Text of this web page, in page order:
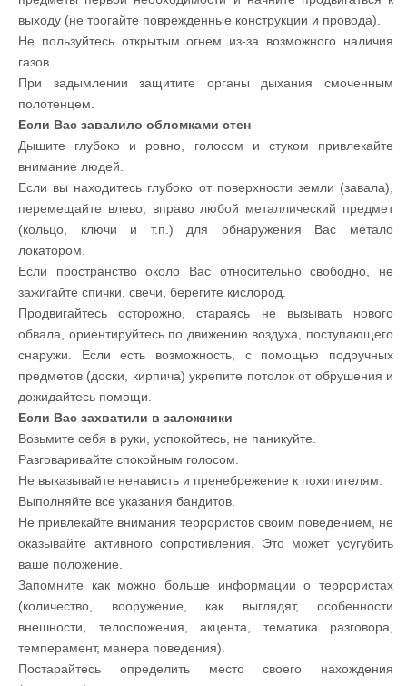
выходу (не трогайте поврежденные конструкции и провода).
Не пользуйтесь открытым огнем из-за возможного наличия
газов.
При задымлении защитите органы дыхания смоченным
полотенцем.
Если Вас завалило обломками стен
Дышите глубоко и ровно, голосом и стуком привлекайте
внимание людей.
Если вы находитесь глубоко от поверхности земли (завала),
перемещайте влево, вправо любой металлический предмет
(кольцо, ключи и т.п.) для обнаружения Вас метало
локатором.
Если пространство около Вас относительно свободно, не
зажигайте спички, свечи, берегите кислород.
Продвигайтесь осторожно, стараясь не вызывать нового
обвала, ориентируйтесь по движению воздуха, поступающего
снаружи. Если есть возможность, с помощью подручных
предметов (доски, кирпича) укрепите потолок от обрушения и
дожидайтесь помощи.
Если Вас захватили в заложники
Возьмите себя в руки, успокойтесь, не паникуйте.
Разговаривайте спокойным голосом.
Не выказывайте ненависть и пренебрежение к похитителям.
Выполняйте все указания бандитов.
Не привлекайте внимания террористов своим поведением, не
оказывайте активного сопротивления. Это может усугубить
ваше положение.
Запомните как можно больше информации о террористах
(количество, вооружение, как выглядят, особенности
внешности, телосложения, акцента, тематика разговора,
темперамент, манера поведения).
Постарайтесь определить место своего нахождения